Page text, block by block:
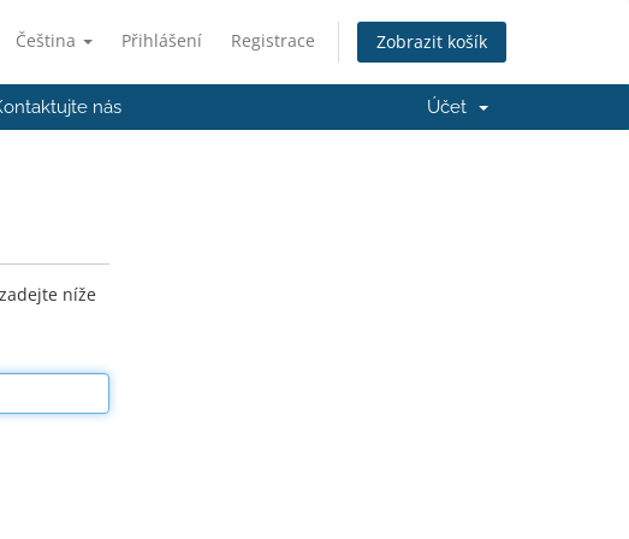
Čeština Přihlášení Registrace Zobrazit košík
nás Účet
níže